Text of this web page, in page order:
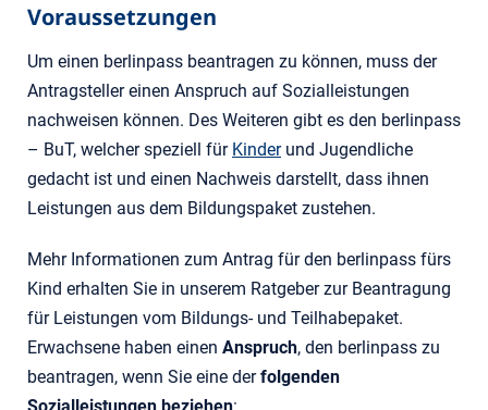
Voraussetzungen
Um einen berlinpass beantragen zu können, muss der
Antragsteller einen Anspruch auf Sozialleistungen
nachweisen können. Des Weiteren gibt es den berlinpass
– BuT, welcher speziell für Kinderund Jugendliche
gedacht ist und einen Nachweis darstellt, dass ihnen
Leistungen aus dem Bildungspaket zustehen.
Mehr Informationen zum Antrag für den berlinpass fürs
Kind erhalten Sie in unserem Ratgeber zur Beantragung
für Leistungen vom Bildungs- und Teilhabepaket.
Erwachsene haben einen Anspruch, den berlinpass zu
beantragen, wenn Sie eine derfolgenden